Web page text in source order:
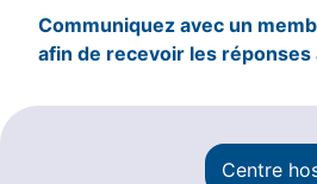
Communiquez avec un
afin de recevoir les réponses
Centre